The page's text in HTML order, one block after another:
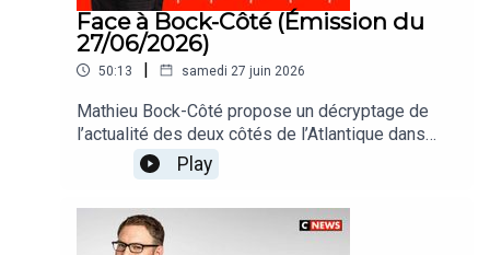
Face à Bock-Côté (Émission du
27/06/2026)
50:13 | samedi 27 juin 2026
Mathieu Bock-Côté propose un décryptage de
l’actualité des deux côtés de l’Atlantique dans
#FaceABockCote
Play